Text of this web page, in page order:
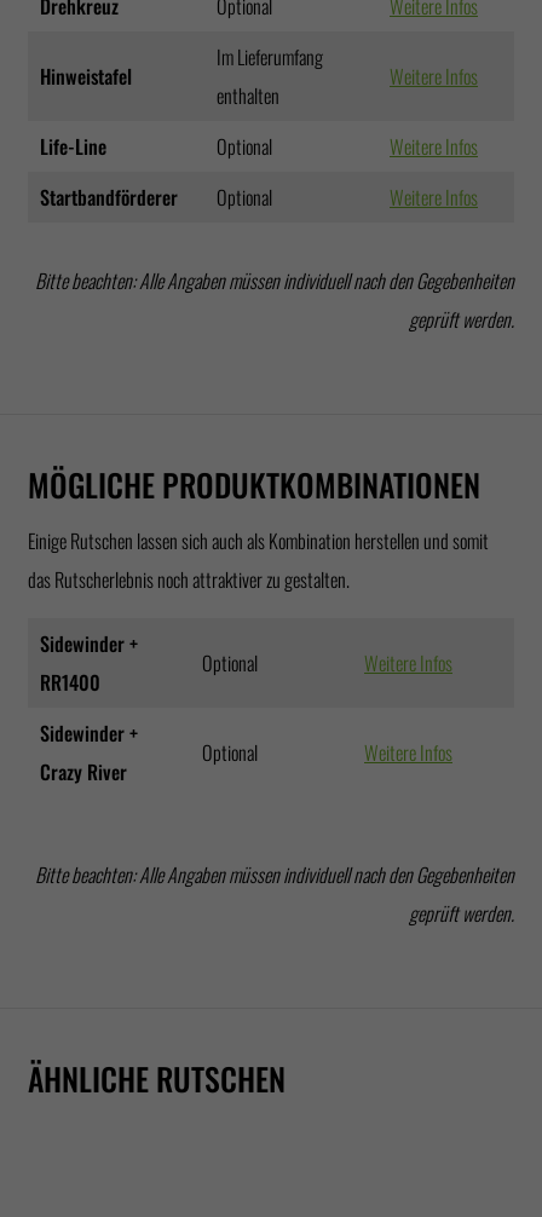
Drehkreuz Optional Weitere Infos
Hinweistafel
Im Lieferumfang
enthalten
Weitere Infos
Life-Line Optional
Weitere Infos
Startbandförderer
Optional Weitere Infos
Bitte beachten: Alle Angaben müssen individuell nach den Gegebenheiten
geprüft werden.
MÖGLICHE PRODUKTKOMBINATIONEN
Einige Rutschen lassen sich auch als Kombination herstellen und somit
das Rutscherlebnis noch attraktiver zu gestalten.
Sidewinder +
RR1400
Optional Weitere Infos
Sidewinder +
Crazy River
Optional Weitere Infos
Bitte beachten: Alle Angaben müssen individuell nach den Gegebenheiten
geprüft werden.
ÄHNLICHE RUTSCHEN
CONE
SLIDE
LOTUS
BOWL
CONE